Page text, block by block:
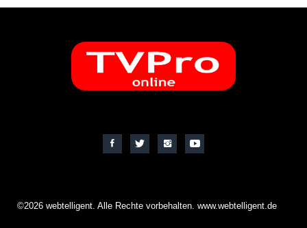
©2026 webtelligent. Alle Rechte vorbehalten. www.webtelligent.de